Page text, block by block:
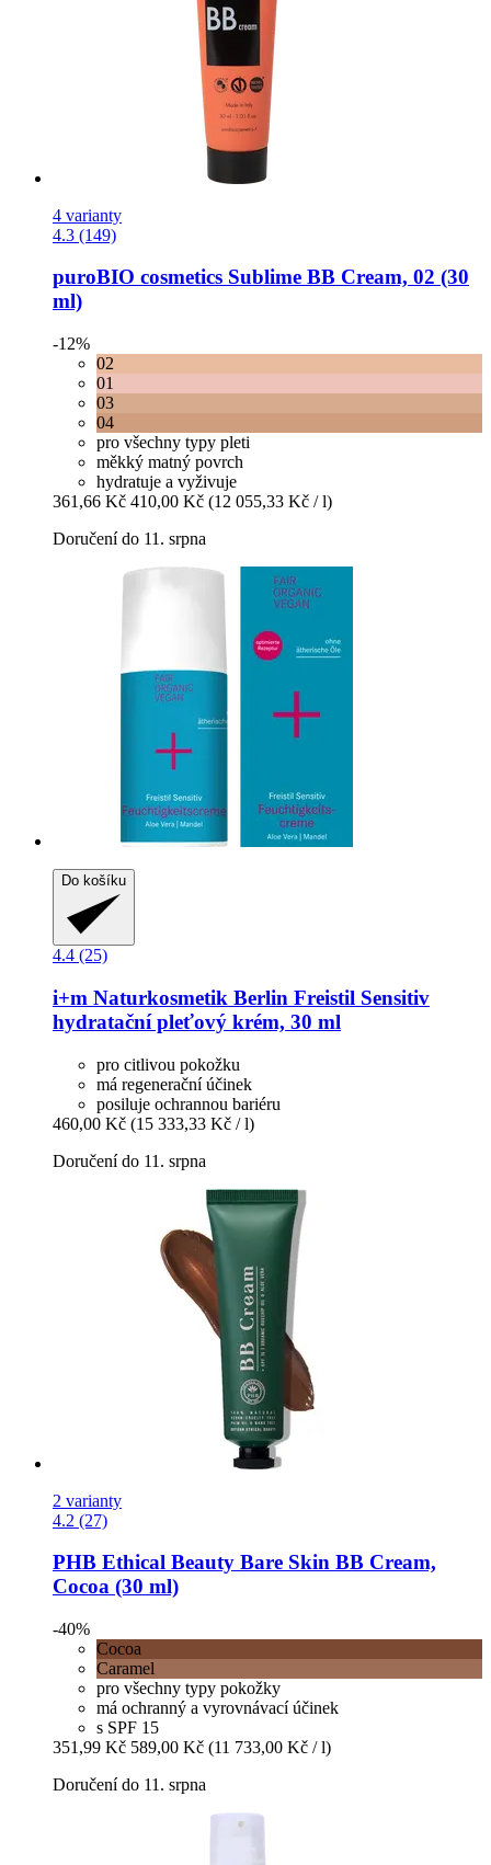
4 varianty
4.3 (149)
puroBIO cosmetics Sublime BB Cream, 02 (30
ml)
-12%
02
01
03
04
pro všechny typy pleti
měkký matný povrch
hydratuje a vyživuje
361,66 Kč 410,00 Kč (12 055,33 Kč / l)
Doručení do 11. srpna
Do košíku
4.4 (25)
i+m Naturkosmetik Berlin Freistil Sensitiv
hydratační pleťový krém, 30 ml
pro citlivou pokožku
má regenerační účinek
posiluje ochrannou bariéru
460,00 Kč (15 333,33 Kč / l)
Doručení do 11. srpna
2 varianty
4.2 (27)
PHB Ethical Beauty Bare Skin BB Cream,
Cocoa (30 ml)
-40%
Cocoa
Caramel
pro všechny typy pokožky
má ochranný a vyrovnávací účinek
s SPF 15
351,99 Kč 589,00 Kč (11 733,00 Kč / l)
Doručení do 11. srpna